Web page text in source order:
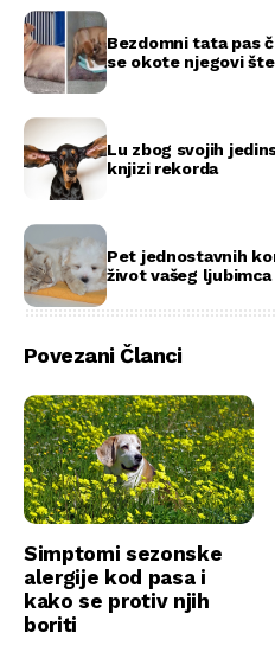
Bezdomni tata pas
se okote njegovi
Lu zbog svojih
knjizi rekorda
Pet jednostavnih
život vašeg ljubimca
Povezani Članci
Simptomi sezonske
alergije kod pasa i
kako se protiv njih
boriti